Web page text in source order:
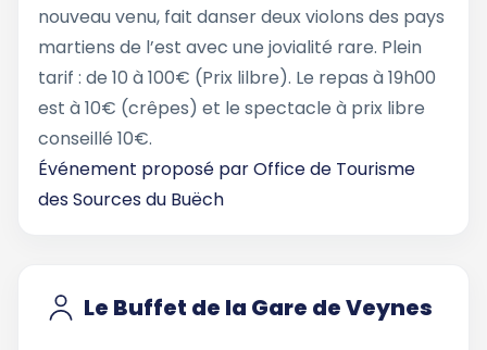
nouveau venu, fait danser deux violons des pays
martiens de l’est avec une jovialité rare. Plein
tarif : de 10 à 100€ (Prix lilbre). Le repas à 19h00
est à 10€ (crêpes) et le spectacle à prix libre
conseillé 10€.
Événement proposé parOffice de Tourisme
des Sources du Buëch
Le Buffet de la Gare de Veynes